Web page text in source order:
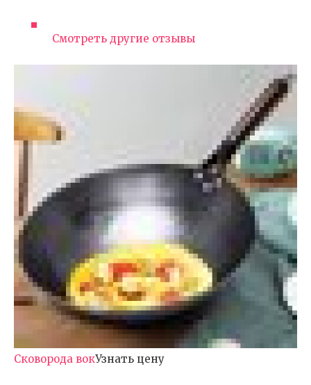
Смотреть другие отзывы
Сковорода вокУзнать цену